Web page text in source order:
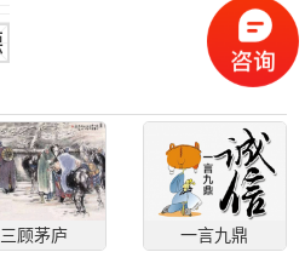
三顾茅庐 一言九鼎